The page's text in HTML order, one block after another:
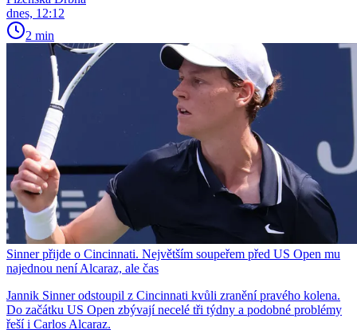
dnes, 12:12
2 min
Sinner přijde o Cincinnati. Největším soupeřem před US Open mu
najednou není Alcaraz, ale čas
Jannik Sinner odstoupil z Cincinnati kvůli zranění pravého kolena.
Do začátku US Open zbývají necelé tři týdny a podobné problémy
řeší i Carlos Alcaraz.